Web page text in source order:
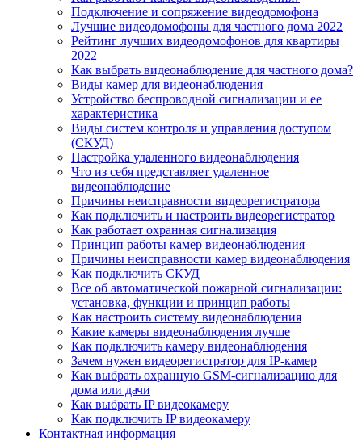
Подключение и сопряжение видеодомофона
Лучшие видеодомофоны для частного дома 2022
Рейтинг лучших видеодомофонов для квартиры
2022
Как выбрать видеонаблюдение для частного дома?
Виды камер для видеонаблюдения
Устройство беспроводной сигнализации и ее
характеристика
Виды систем контроля и управления доступом
(СКУД)
Настройка удаленного видеонаблюдения
Что из себя представляет удаленное
видеонаблюдение
Причины неисправности видеорегистратора
Как подключить и настроить видеорегистратор
Как работает охранная сигнализация
Принцип работы камер видеонаблюдения
Причины неисправности камер видеонаблюдения
Как подключить СКУД
Все об автоматической пожарной сигнализации:
установка, функции и принцип работы
Как настроить систему видеонаблюдения
Какие камеры видеонаблюдения лучше
Как подключить камеру видеонаблюдения
Зачем нужен видеорегистратор для IP-камер
Как выбрать охранную GSM-сигнализацию для
дома или дачи
Как выбрать IP видеокамеру
Как подключить IP видеокамеру
Контактная информация